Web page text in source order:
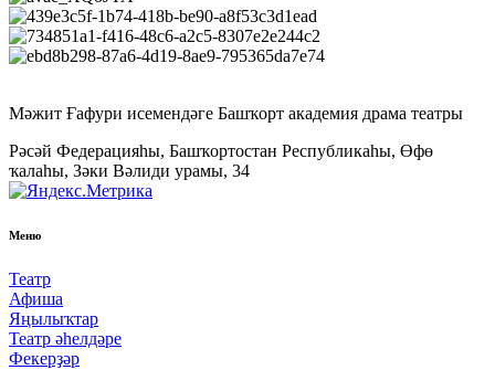
Мәжит Ғафури исемендәге Башҡорт академия драма театры
Рәсәй Федерацияһы, Башҡортостан Республикаһы, Өфө
ҡалаһы, Зәки Вәлиди урамы, 34
Меню
Театр
Афиша
Яңылыҡтар
Театр әһелдәре
Фекерҙәр